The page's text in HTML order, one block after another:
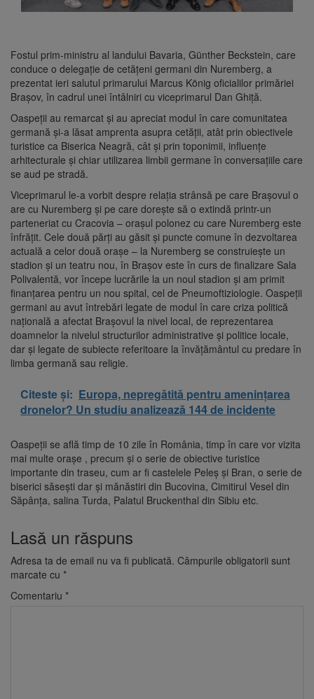
Fostul prim-ministru al landului Bavaria, Günther Beckstein, care
conduce o delegație de cetățeni germani din Nuremberg, a
prezentat ieri salutul primarului Marcus König oficialilor primăriei
Brașov, în cadrul unei întâlniri cu viceprimarul Dan Ghiță.
Oaspeții au remarcat și au apreciat modul în care comunitatea
germană și-a lăsat amprenta asupra cetății, atât prin obiectivele
turistice ca Biserica Neagră, cât și prin toponimii, influențe
arhitecturale și chiar utilizarea limbii germane în conversațiile care
se aud pe stradă.
Viceprimarul le-a vorbit despre relația strânsă pe care Brașovul o
are cu Nuremberg și pe care dorește să o extindă printr-un
parteneriat cu Cracovia – orașul polonez cu care Nuremberg este
înfrățit. Cele două părți au găsit și puncte comune în dezvoltarea
actuală a celor două orașe – la Nuremberg se construiește un
stadion și un teatru nou, în Brașov este în curs de finalizare Sala
Polivalentă, vor începe lucrările la un noul stadion și am primit
finanțarea pentru un nou spital, cel de Pneumoftiziologie. Oaspeții
germani au avut întrebări legate de modul în care criza politică
națională a afectat Brașovul la nivel local, de reprezentarea
doamnelor la nivelul structurilor administrative și politice locale,
dar și legate de subiecte referitoare la învățământul cu predare în
limba germană sau religie.
Citeste și: Europa, nepregătită pentru amenințarea
dronelor? Un studiu analizează 144 de incidente
Oaspeții se află timp de 10 zile în România, timp în care vor vizita
mai multe orașe , precum și o serie de obiective turistice
importante din traseu, cum ar fi castelele Peleș și Bran, o serie de
biserici săsești dar și mănăstiri din Bucovina, Cimitirul Vesel din
Săpânța, salina Turda, Palatul Bruckenthal din Sibiu etc.
Lasă un răspuns
Adresa ta de email nu va fi publicată. Câmpurile obligatorii sunt
marcate cu *
Comentariu *